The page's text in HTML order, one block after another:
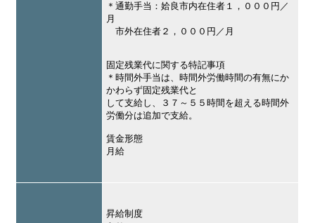
＊通勤手当：姶良市内在住者１，０００円／
月
市外在住者２，０００円／月
固定残業代に関する特記事項
＊時間外手当は、時間外労働時間の有無にか
かわらず固定残業代と
して支給し、３７～５５時間を超える時間外
労働分は追加で支給。
賃金形態
月給
昇給制度